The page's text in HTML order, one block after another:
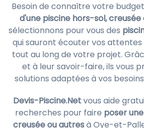
Besoin de connaître votre
d'une piscine hors-sol, creusée
sélectionnons pour vous des
qui sauront écouter vos
tout au long de votre projet.
et à leur savoir-faire, ils vous
solutions adaptées à vos
Devis-Piscine.Netvous aide
recherches pour faire poser
creusée ou autresà Oye-et-